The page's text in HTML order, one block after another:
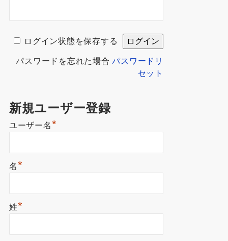
ログイン状態を保存する
パスワードを忘れた場合パスワードリ
セット
新規ユーザー登録
ユーザー名*
名*
姓*